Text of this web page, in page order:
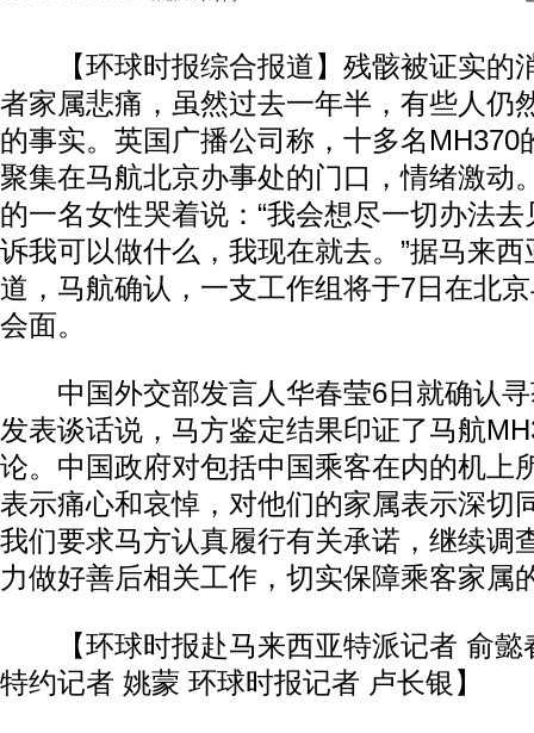
【环球时报综合报道】残骸被证实的
者家属悲痛，虽然过去一年半，有些人仍
的事实。英国广播公司称，十多名MH370
聚集在马航北京办事处的门口，情绪激动
的一名女性哭着说：“我会想尽一切办法
诉我可以做什么，我现在就去。”据马来
道，马航确认，一支工作组将于7日在北
会面。
中国外交部发言人华春莹6日就确认寻
发表谈话说，马方鉴定结果印证了马航
论。中国政府对包括中国乘客在内的机上
表示痛心和哀悼，对他们的家属表示深切
我们要求马方认真履行有关承诺，继续调
力做好善后相关工作，切实保障乘客家属
【环球时报赴马来西亚特派记者 俞懿
特约记者 姚蒙 环球时报记者 卢长银】